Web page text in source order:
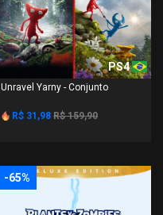
PS4
Unravel Yarny - Conjunto
R$ 31,98 R$ 159,90
-65%